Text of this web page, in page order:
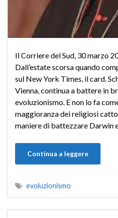
Il Corriere del Sud, 30 marzo
Dall’estate scorsa quando
sul New York Times, il card.
Vienna, continua a battere in
evoluzionismo. E non lo fa
maggioranza dei religiosi
maniere di battezzare Darwin
Continua a leggere
evoluzionismo